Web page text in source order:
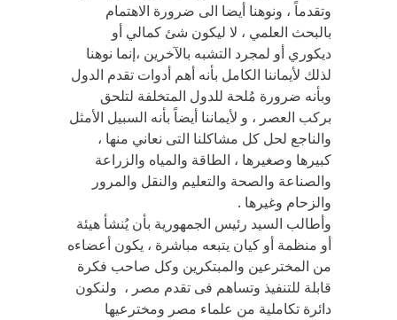
وتقدماً ، ونوهنا أيضا الى ضرورة الاهتمام
بالبحث العلمي ، لا ليكون شئ كمالي أو
ديكوري أو لمجرد التشبه بالآخرين ،إنما نوهنا
لذلك لأيماننا الكامل بأنه أهم أدوات تقدم الدول
وبأنه ضرورة مُلحة للدول المتخلفة لتلحق
بركب العصر ، و لأيماننا أيضاً بأنه السبيل الأمثل
والناجع لحل كل مشاكلنا التى نعاني منها ،
كبيرها وصغيرها ، الطاقة والمياه والزراعة
والصناعة والصحة والتعليم والنقل والمرور
والزحام وغيرها .
وأطالب السيد رئيس الجمهورية بأن يُنشأ هيئة
أو منظمة أو كيان يتبعه مباشرة ، يكون أعضاءه
من المخترعين والمبتكرين وكل صاحب فكرة
قابلة للتنفيذ وتساهم فى تقدم مصر ، ولنكون
دائرة تكاملية من علماء مصر ومخترعيها